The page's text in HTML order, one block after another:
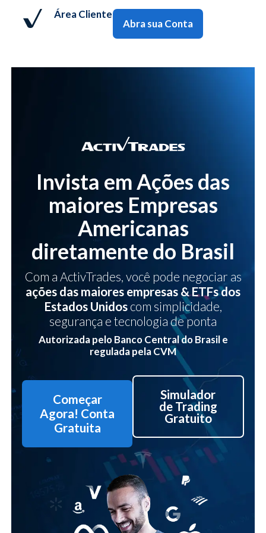
Área Cliente
Abra sua Conta
Invista em Ações das
maiores Empresas
Americanas
diretamente do Brasil
Com a ActivTrades, você pode negociar as
ações das maiores empresas & ETFs dos
Estados Unidoscom simplicidade,
segurança e tecnologia de ponta
Autorizada pelo Banco Central do Brasil e
regulada pela CVM
Começar
Agora! Conta
Gratuita
Simulador
de Trading
Gratuito